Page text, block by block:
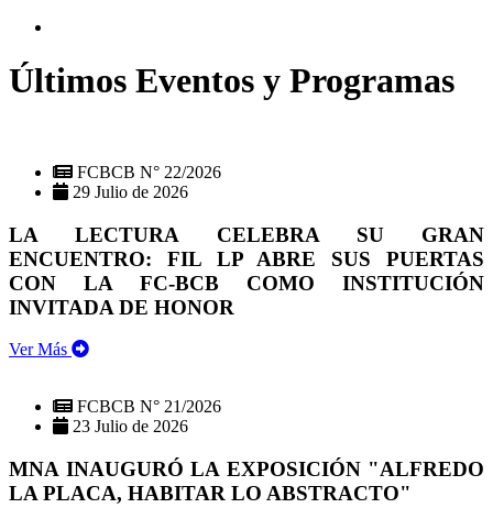
Últimos Eventos y Programas
FCBCB N° 22/2026
29 Julio de 2026
LA LECTURA CELEBRA SU GRAN
ENCUENTRO: FIL LP ABRE SUS PUERTAS
CON LA FC-BCB COMO INSTITUCIÓN
INVITADA DE HONOR
Ver Más
FCBCB N° 21/2026
23 Julio de 2026
MNA INAUGURÓ LA EXPOSICIÓN "ALFREDO
LA PLACA, HABITAR LO ABSTRACTO"